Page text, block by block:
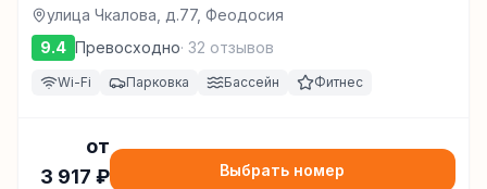
улица Чкалова, д.77, Феодосия
9.4 Превосходно· 32 отзывов
Wi-Fi Парковка Бассейн Фитнес
от
3 917 ₽ Выбрать номер